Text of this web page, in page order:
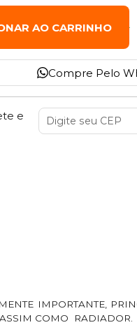
AO CARRINHO
Compre Pelo
e
IMPORTANTE,
COMO RADIADOR.